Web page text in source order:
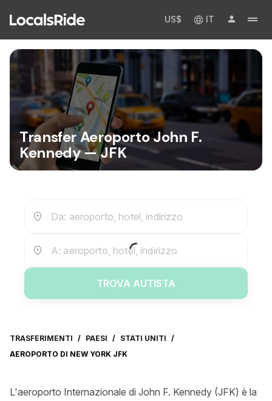
US$ IT
Transfer Aeroporto John F.
Kennedy — JFK
Da: aeroporto, hotel, indirizzo
A: aeroporto, hotel, indirizzo
TROVA AUTISTA
TRASFERIMENTI / PAESI / STATI UNITI /
AEROPORTO DI NEW YORK JFK
L'aeroporto Internazionale di John F. Kennedy (JFK) è la